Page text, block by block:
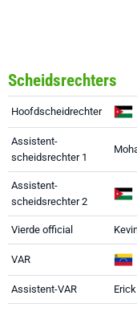
Scheidsrechters
Hoofdscheidrechter
Assistent-
scheidsrechter 1
Assistent-
scheidsrechter 2
Vierde official
VAR
Assistent-VAR